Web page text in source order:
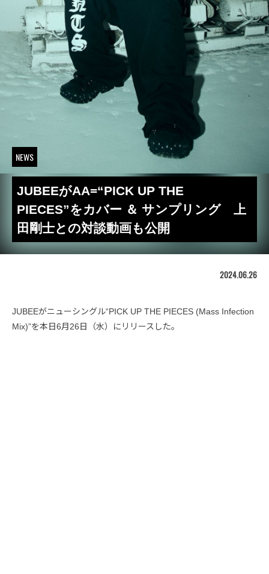
NEWS
JUBEEがAA=“PICK UP THE
PIECES”をカバー ＆ サンプリング 上
田剛士との対談動画も公開
2024.06.26
JUBEEがニューシングル“PICK UP THE PIECES (Mass Infection
Mix)”を本日6月26日（水）にリリースした。